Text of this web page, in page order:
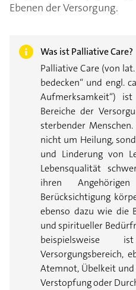
Ebenen der Versorgung.
Was ist Palliative Care?
Palliative Care (von
bedecken“ und engl.
Aufmerksamkeit“)
Bereiche der
sterbender
nicht um Heilung,
und Linderung von
Lebensqualität
ihren
Berücksichtigung
ebenso dazu wie die
und spiritueller
beispielsweise
Versorgungsbereich,
Atemnot, Übelkeit
Verstopfung oder